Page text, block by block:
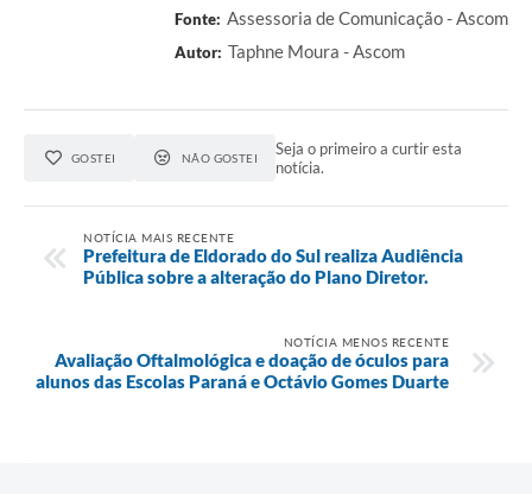
Fonte: Assessoria de Comunicação - Ascom
Autor: Taphne Moura - Ascom
GOSTEI NÃO GOSTEI
Seja o primeiro a curtir esta
notícia.
NOTÍCIA MAIS RECENTE
Prefeitura de Eldorado do Sul realiza Audiência
Pública sobre a alteração do Plano Diretor.
NOTÍCIA MENOS RECENTE
Avaliação Oftalmológica e doação de óculos para
alunos das Escolas Paraná e Octávio Gomes Duarte